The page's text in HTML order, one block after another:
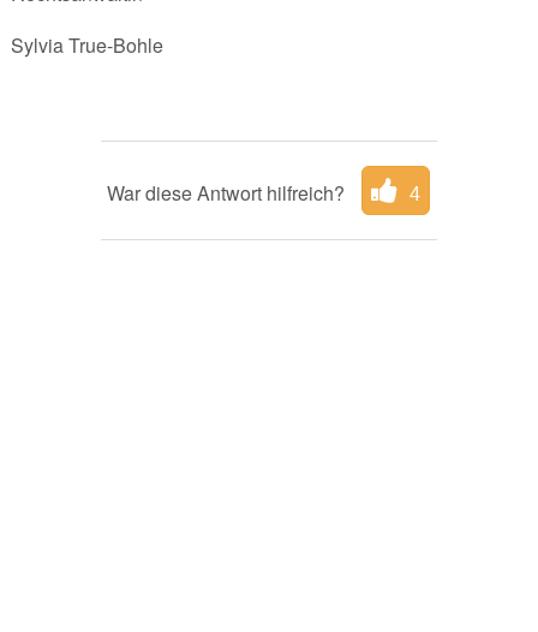
Sylvia True-Bohle
War diese Antwort hilfreich? 4